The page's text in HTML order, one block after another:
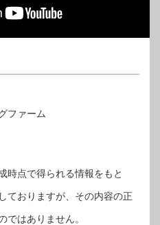
ファーム
時点で得られる情報をもと
ておりますが、その内容の正
ではありません。